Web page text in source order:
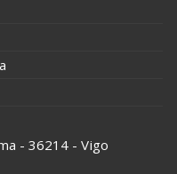
- 36214 - Vigo